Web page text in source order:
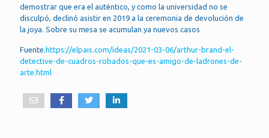
demostrar que era el auténtico, y como la universidad no se
disculpó, declinó asistir en 2019 a la ceremonia de devolución de
la joya. Sobre su mesa se acumulan ya nuevos casos
Fuente. https://elpais.com/ideas/2021-03-06/arthur-brand-el-
detective-de-cuadros-robados-que-es-amigo-de-ladrones-de-
arte.html